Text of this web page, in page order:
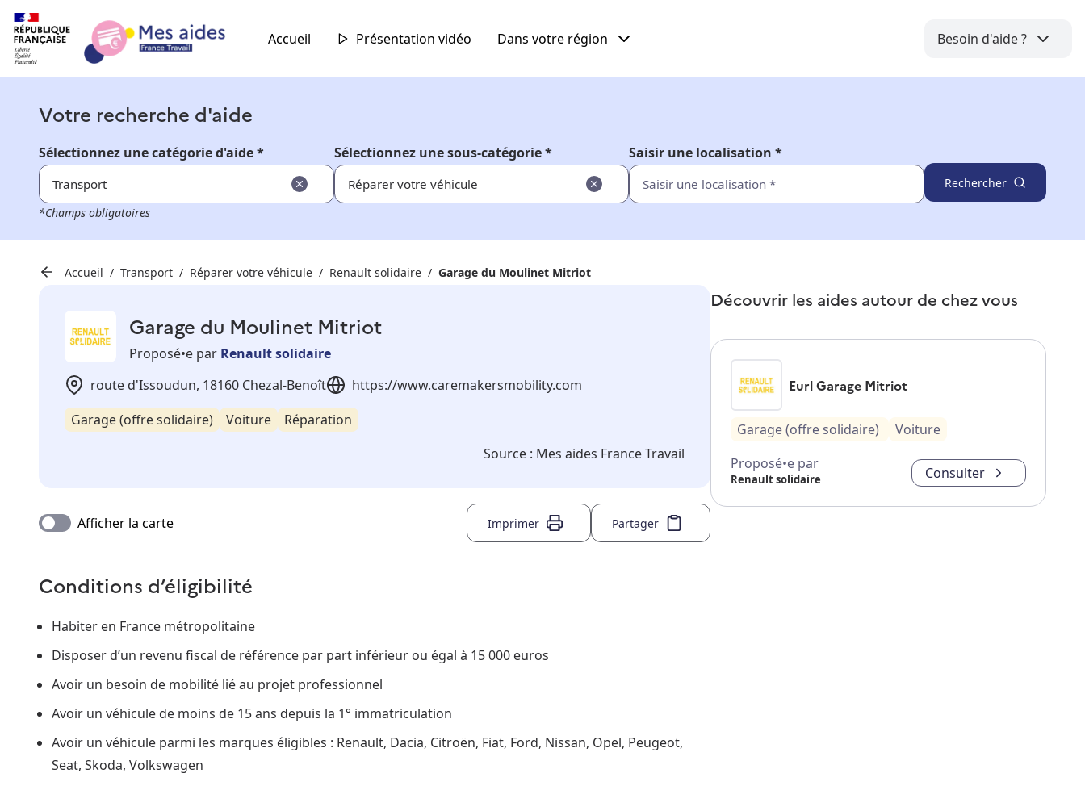
Accueil Présentation vidéo Dans votre région Besoin d'aide ?
Votre recherche d'aide
Sélectionnez une catégorie d'aide *
Transport
Sélectionnez une sous-catégorie *
Réparer votre véhicule
Saisir une localisation *
Rechercher
*Champs obligatoires
Accueil Transport Réparer votre véhicule Renault solidaire Garage du Moulinet Mitriot
Garage du Moulinet Mitriot
Proposé•e par Renault solidaire
route d'Issoudun, 18160 Chezal-Benoît
https://www.caremakersmobility.com
Garage (offre solidaire)
Voiture
Réparation
Source : Mes aides France Travail
Afficher la carte Imprimer Partager
Conditions d’éligibilité
Habiter en France métropolitaine
Disposer d’un revenu fiscal de référence par part inférieur ou égal à 15 000 euros
Avoir un besoin de mobilité lié au projet professionnel
Avoir un véhicule de moins de 15 ans depuis la 1° immatriculation
Avoir un véhicule parmi les marques éligibles : Renault, Dacia, Citroën, Fiat, Ford, Nissan, Opel, Peugeot,
Seat, Skoda, Volkswagen
Découvrir les aides autour de chez vous
Eurl Garage Mitriot
Garage (offre solidaire)
Voiture
Proposé•e par
Renault solidaire Consulter